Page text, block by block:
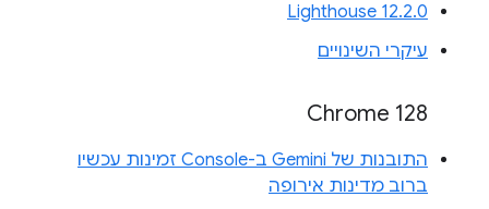
Lighthouse 12.2.0
עיקרי השינויים
Chrome 128
התובנות של Gemini ב-Console זמינות עכשיו
ברוב מדינות אירופה